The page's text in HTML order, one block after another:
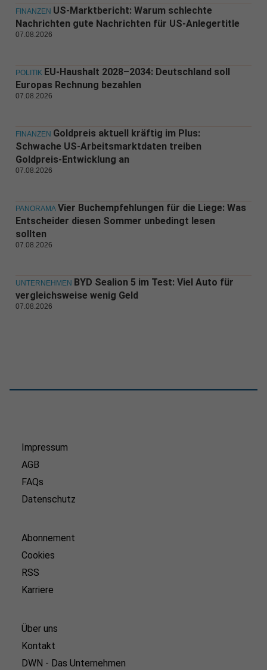
FINANZEN US-Marktbericht: Warum schlechte
Nachrichten gute Nachrichten für US-Anlegertitle
07.08.2026
POLITIK EU-Haushalt 2028–2034: Deutschland soll
Europas Rechnung bezahlen
07.08.2026
FINANZEN Goldpreis aktuell kräftig im Plus:
Schwache US-Arbeitsmarktdaten treiben
Goldpreis-Entwicklung an
07.08.2026
PANORAMA Vier Buchempfehlungen für die Liege: Was
Entscheider diesen Sommer unbedingt lesen
sollten
07.08.2026
UNTERNEHMEN BYD Sealion 5 im Test: Viel Auto für
vergleichsweise wenig Geld
07.08.2026
Impressum
AGB
FAQs
Datenschutz
Abonnement
Cookies
RSS
Karriere
Über uns
Kontakt
DWN - Das Unternehmen